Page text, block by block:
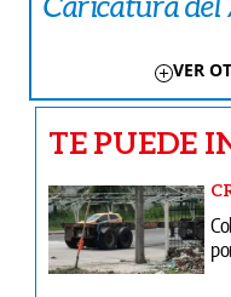
VER
TE PUEDE